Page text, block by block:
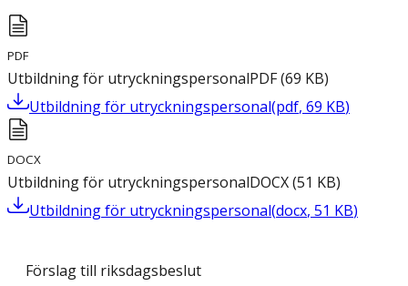
PDF
Utbildning för utryckningspersonalPDF(69 KB)
Utbildning för utryckningspersonal(pdf, 69 KB)
DOCX
Utbildning för utryckningspersonalDOCX(51 KB)
Utbildning för utryckningspersonal(docx, 51 KB)
Förslag till riksdagsbeslut